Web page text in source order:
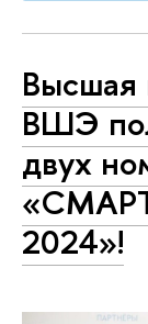
Высшая
ВШЭ
двух
2024»!